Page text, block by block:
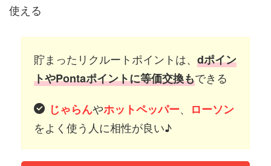
使える
貯まったリクルートポイントは、 dポイン
トやPontaポイントに等価交換もできる
じゃらんやホットペッパー、
ローソン
をよく使う人に相性が良い♪